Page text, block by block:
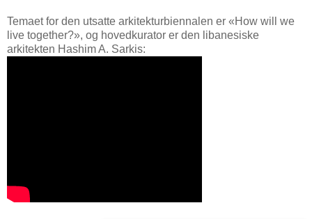
Temaet for den utsatte arkitekturbiennalen er «How will we
live together?», og hovedkurator er den libanesiske
arkitekten Hashim A. Sarkis: